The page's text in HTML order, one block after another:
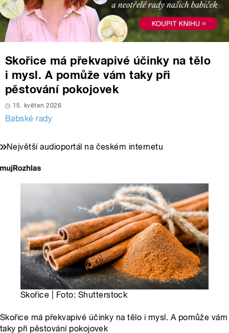
Skořice má překvapivé účinky na tělo
i mysl. A pomůže vám taky při
pěstování pokojovek
15. květen 2026
Babské rady
Největší audioportál na českém internetu
Skořice | Foto: Shutterstock
Skořice má překvapivé účinky na tělo i mysl. A pomůže vám
taky při pěstování pokojovek